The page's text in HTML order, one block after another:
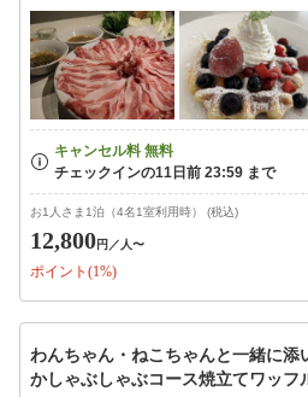
お1人さま1泊（4名1室利用時） (税込)
12,800円 ／人〜
ポイント(1%)
わんちゃん・ねこちゃんと一緒に添
かしゃぶしゃぶコース焼立てワッフ